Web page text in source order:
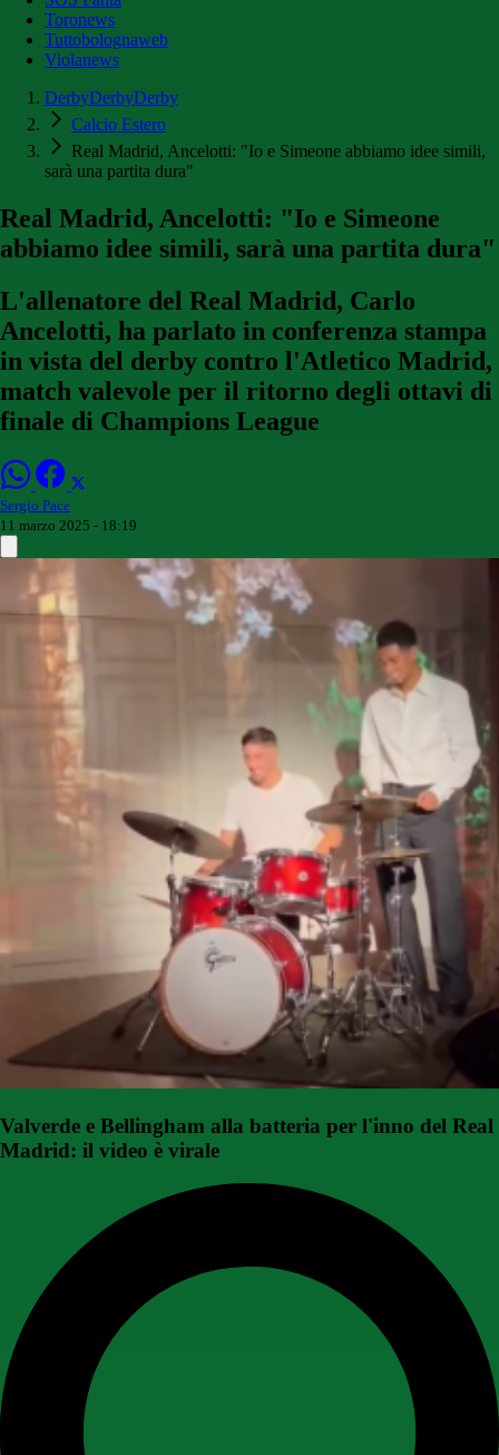
Toronews
Tuttobolognaweb
Violanews
DerbyDerbyDerby
Calcio Estero
Real Madrid, Ancelotti: "Io e Simeone abbiamo idee simili,
sarà una partita dura"
Real Madrid, Ancelotti: "Io e Simeone
abbiamo idee simili, sarà una partita dura"
L'allenatore del Real Madrid, Carlo
Ancelotti, ha parlato in conferenza stampa
in vista del derby contro l'Atletico Madrid,
match valevole per il ritorno degli ottavi di
finale di Champions League
Sergio Pace
11 marzo 2025 - 18:19
Valverde e Bellingham alla batteria per l'inno del Real
Madrid: il video è virale